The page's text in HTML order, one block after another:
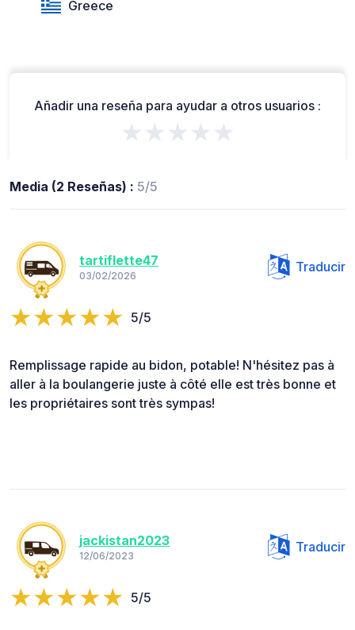
Greece
Añadir una reseña para ayudar a otros usuarios :
★★★★★
Media (2 Reseñas) : 5/5
tartiflette47
03/02/2026
Traducir
5/5
Remplissage rapide au bidon, potable! N'hésitez pas à
aller à la boulangerie juste à côté elle est très bonne et
les propriétaires sont très sympas!
jackistan2023
12/06/2023
Traducir
5/5